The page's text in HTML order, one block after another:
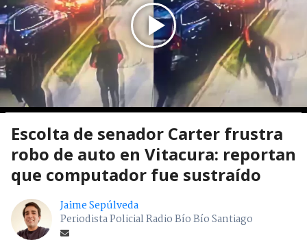
Escolta de senador Carter frustra
robo de auto en Vitacura: reportan
que computador fue sustraído
Jaime Sepúlveda
Periodista Policial Radio Bío Bío Santiago